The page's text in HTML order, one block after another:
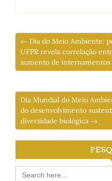
← Dia do Meio Ambiente:
UFPR revela correlação
aumento de
Dia Mundial do Meio
do desenvolvimento
diversidade biológica →
Search
for: